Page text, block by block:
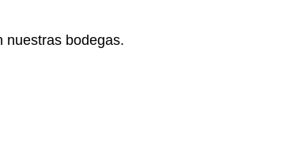
nuestras bodegas.